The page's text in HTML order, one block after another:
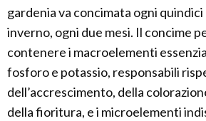
gardenia va concimata ogni
inverno, ogni due mesi. Il concime
contenere i macroelementi
fosforo e potassio, responsabili
dell’accrescimento, della
della fioritura, e i microelementi